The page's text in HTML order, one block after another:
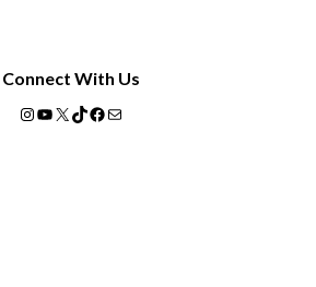
Connect With Us
Instagram
YouTube
X TikTok
Facebook
Mail